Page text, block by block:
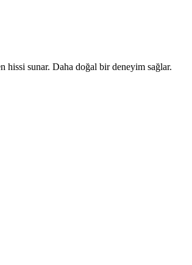
hissi sunar. Daha doğal bir deneyim sağlar.